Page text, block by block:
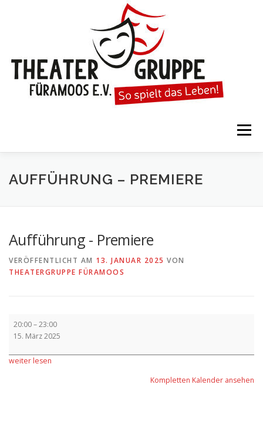
Menü
STARTSEITE DIE THEATERGRUPPE
KALENDER GESPIELTE STÜCKE
AUFFÜHRUNG – PREMIERE
Aufführung - Premiere
VERÖFFENTLICHT AM 13. JANUAR 2025 VON
THEATERGRUPPE FÜRAMOOS
20:00–23:00
15. März 2025
weiter lesen
Kompletten Kalender ansehen